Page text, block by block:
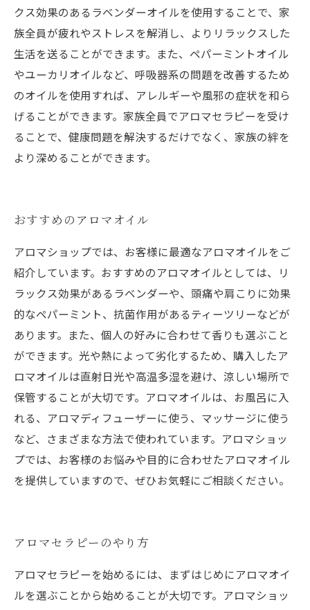
クス効果のあるラベンダーオイルを使用することで、家
族全員が疲れやストレスを解消し、よりリラックスした
生活を送ることができます。また、ペパーミントオイル
やユーカリオイルなど、呼吸器系の問題を改善するため
のオイルを使用すれば、アレルギーや風邪の症状を和ら
げることができます。家族全員でアロマセラピーを受け
ることで、健康問題を解決するだけでなく、家族の絆を
より深めることができます。
おすすめのアロマオイル
アロマショップでは、お客様に最適なアロマオイルをご
紹介しています。おすすめのアロマオイルとしては、リ
ラックス効果があるラベンダーや、頭痛や肩こりに効果
的なペパーミント、抗菌作用があるティーツリーなどが
あります。また、個人の好みに合わせて香りも選ぶこと
ができます。光や熱によって劣化するため、購入したア
ロマオイルは直射日光や高温多湿を避け、涼しい場所で
保管することが大切です。アロマオイルは、お風呂に入
れる、アロマディフューザーに使う、マッサージに使う
など、さまざまな方法で使われています。アロマショッ
プでは、お客様のお悩みや目的に合わせたアロマオイル
を提供していますので、ぜひお気軽にご相談ください。
アロマセラピーのやり方
アロマセラピーを始めるには、まずはじめにアロマオイ
ルを選ぶことから始めることが大切です。アロマショッ